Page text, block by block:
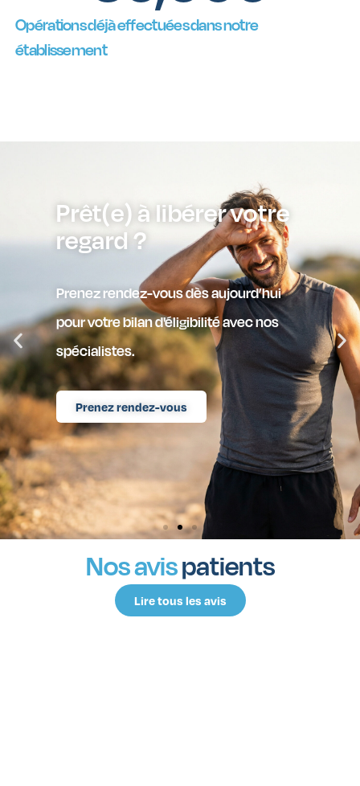
Opérations déjà effectuées dans notre
établissement
Plongez en toute
sérénité
Prenez rendez-vous dès aujourd’hui
pour votre bilan LASIK avec nos
experts.
Prenez rendez-vous
Nos avispatients
Lire tous les avis